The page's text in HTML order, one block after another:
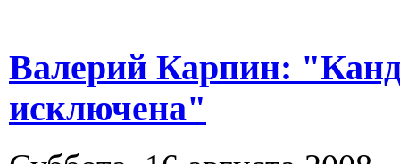
Валерий Карпин:
исключена"